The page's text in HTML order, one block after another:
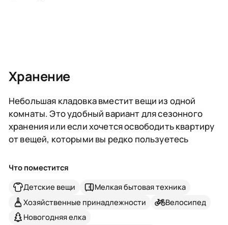
Хранение
Небольшая кладовка вместит вещи из одной
комнаты. Это удобный вариант для сезонного
хранения или если хочется освободить квартиру
от вещей, которыми вы редко пользуетесь
Что поместится
Детские вещи
Мелкая бытовая техника
Хозяйственные принадлежности
Велосипед
Новогодняя елка